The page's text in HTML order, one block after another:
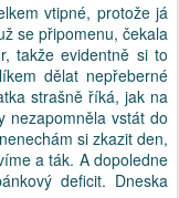
vtipné, protože já
se připomenu, čekala
takže evidentně si to
dělat nepřeberné
strašně říká, jak na
nezapomněla vstát do
si zkazit den,
a ták. A dopoledne
deficit. Dneska